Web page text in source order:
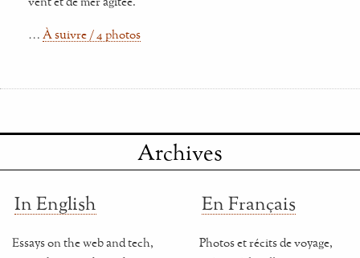
… À suivre / 4 photos
Archives
In English
Essays on the web and tech,
En Français
Photos et récits de voyage,